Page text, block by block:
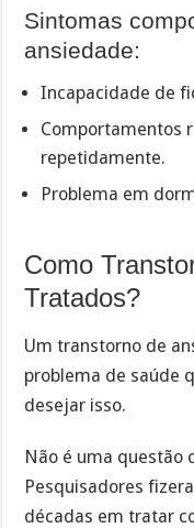
Sintomas
ansiedade:
Incapacidade de
Comportamentos
repetidamente.
Problema em
Como
Tratados?
Um transtorno de
problema de saúde
desejar isso.
Não é uma questão
Pesquisadores
décadas em tratar